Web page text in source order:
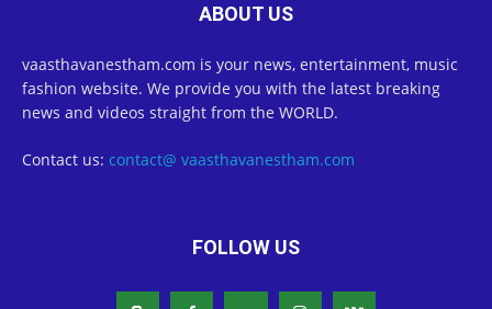
ABOUT US
vaasthavanestham.com is your news, entertainment, music
fashion website. We provide you with the latest breaking
news and videos straight from the WORLD.
Contact us: contact@ vaasthavanestham.com
FOLLOW US